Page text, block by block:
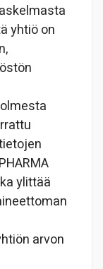
yhtiö on
ylittää
arvon